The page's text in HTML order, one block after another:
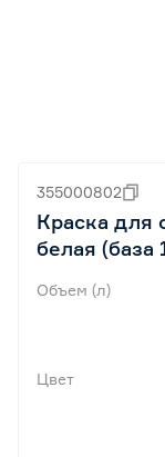
355000802
Краска для
белая (база
Объем (л)
Цвет